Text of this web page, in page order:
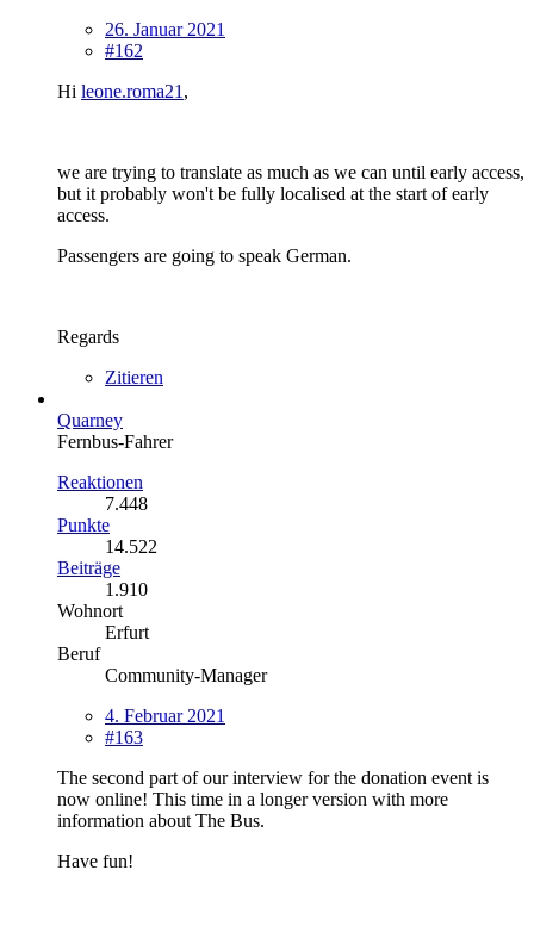
26. Januar 2021
#162
Hi leone.roma21 ,
we are trying to translate as much as we can until early access,
but it probably won't be fully localised at the start of early
access.
Passengers are going to speak German.
Regards
Zitieren
Quarney
Fernbus-Fahrer
Reaktionen
7.448
Punkte
14.522
Beiträge
1.910
Wohnort
Erfurt
Beruf
Community-Manager
4. Februar 2021
#163
The second part of our interview for the donation event is
now online! This time in a longer version with more
information about The Bus.
Have fun!